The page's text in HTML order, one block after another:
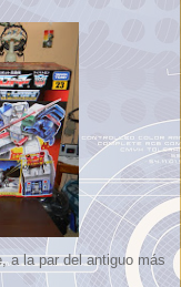
a la par del antiguo más